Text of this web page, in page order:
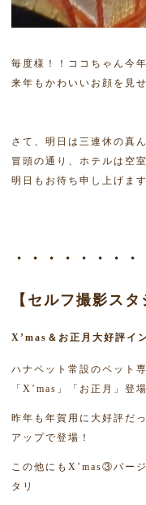
毎度様！！ココちゃん今
来年もかわいいお顔を見
さて、明日は三連休の真
冒頭の通り、ホテルは空
明日もお待ち申し上げます
・・・・・・・
【セルフ撮影ス
X’mas＆お正月大好評イ
ハナペット常設のペット
「X’mas」「お正月」登場
昨年も年賀用に大好評だ
アップで登場！
この他にもX’mas③バー
タリ